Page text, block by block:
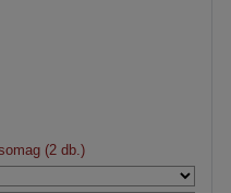
(2 db.)